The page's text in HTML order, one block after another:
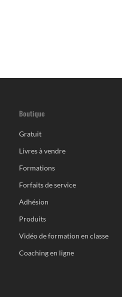
Boutique
Gratuit
Livres à vendre
Formations
Forfaits de service
Adhésion
Produits
Vidéo de formation en classe
Coaching en ligne